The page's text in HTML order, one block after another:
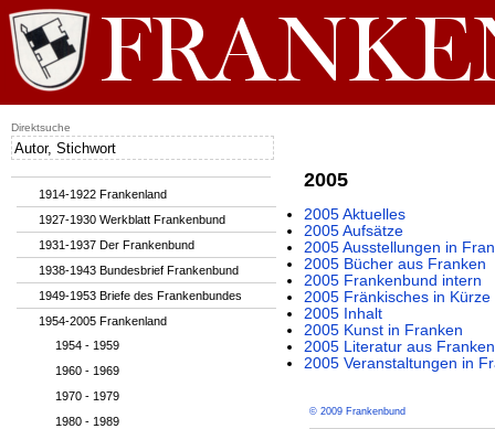
2005
2005 Aktuelles
2005 Aufsätze
2005 Ausstellungen in
2005 Bücher aus Franken
2005 Frankenbund intern
2005 Fränkisches in Kürze
2005 Inhalt
2005 Kunst in Franken
2005 Literatur aus Franken
2005 Veranstaltungen in
© 2009 Frankenbund
1914-1922 Frankenland
1927-1930 Werkblatt Frankenbund
1931-1937 Der Frankenbund
1938-1943 Bundesbrief Frankenbund
1949-1953 Briefe des Frankenbundes
1954-2005 Frankenland
1954 - 1959
1960 - 1969
1970 - 1979
1980 - 1989
Direktsuche